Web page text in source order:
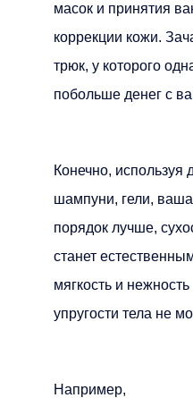
масок и принятия
коррекции кожи.
трюк, у которого
побольше денег с
Конечно, используя
шампуни, гели, ваша
порядок лучше,
станет
мягкость и
упругости тела не
Например,